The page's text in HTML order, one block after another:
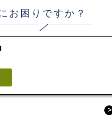
お困りですか？
>